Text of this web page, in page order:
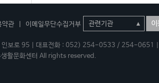
약관 이메일무단수집거부 이
인보로 95 | 대표전화 : 052) 254-0533 / 254-
활문화센터 All rights reserved.